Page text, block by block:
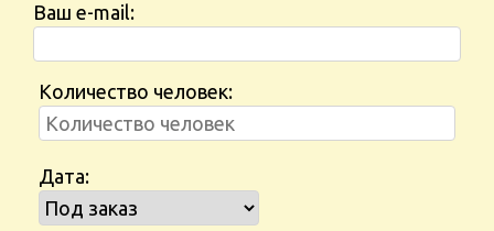
Ваш e-mail:
Количество человек:
Дата: